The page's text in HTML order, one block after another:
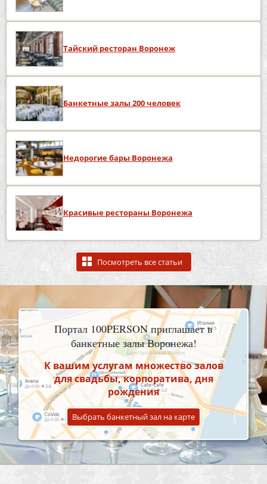
Тайский ресторан Воронеж
Банкетные залы 200 человек
Недорогие бары Воронежа
Красивые рестораны Воронежа
Посмотреть все статьи
Портал 100PERSON приглашает в
банкетные залы Воронежа!
К вашим услугам множество залов
для свадьбы, корпоратива, дня
рождения
Выбрать банкетный зал на карте